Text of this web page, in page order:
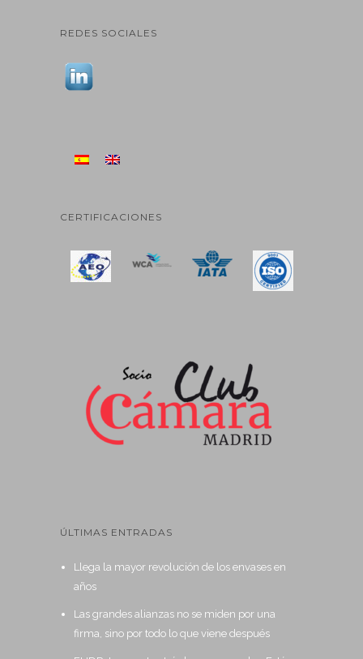
REDES SOCIALES
CERTIFICACIONES
ÚLTIMAS ENTRADAS
Llega la mayor revolución de los envases en
años
Las grandes alianzas no se miden por una
firma, sino por todo lo que viene después